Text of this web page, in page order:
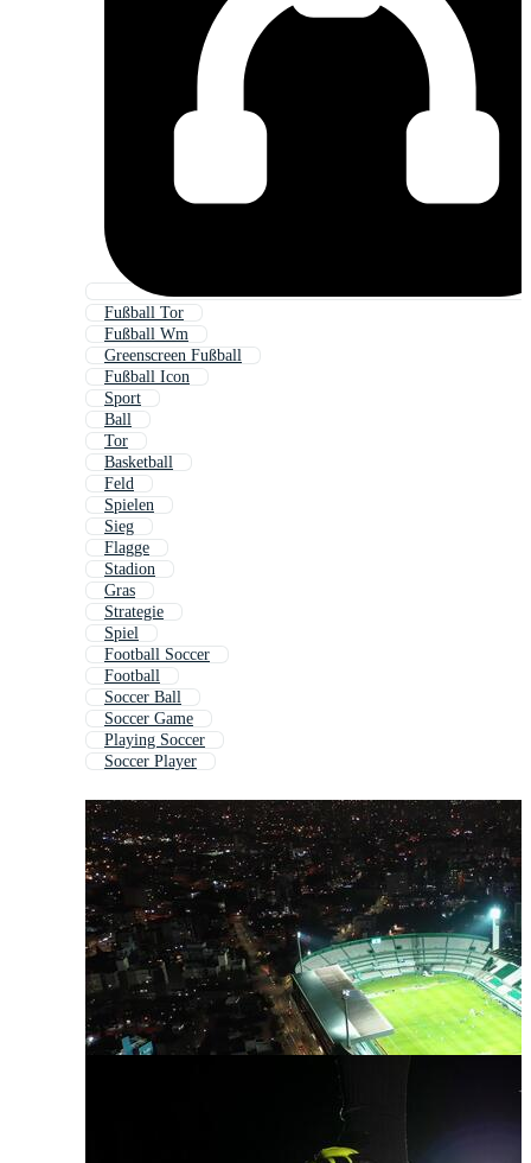
Fußball Tor
Fußball Wm
Greenscreen Fußball
Fußball Icon
Sport
Ball
Tor
Basketball
Feld
Spielen
Sieg
Flagge
Stadion
Gras
Strategie
Spiel
Football Soccer
Football
Soccer Ball
Soccer Game
Playing Soccer
Soccer Player